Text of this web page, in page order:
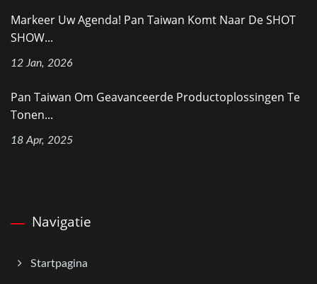
Markeer Uw Agenda! Pan Taiwan Komt Naar De SHOT
SHOW...
12 Jan, 2026
Pan Taiwan Om Geavanceerde Productoplossingen Te
Tonen...
18 Apr, 2025
Navigatie
Startpagina